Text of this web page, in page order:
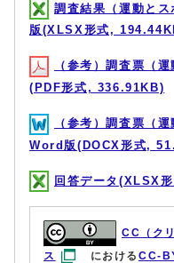
調査結果（運動と
版(XLSX形式,
（参考）調査票（
(PDF形式, 336.91KB)
（参考）調査票（
Word版(DOCX形式,
回答データ(XLSX
CC（ク
ス
におけるCC-